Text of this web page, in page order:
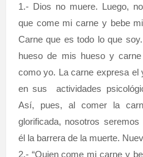
1.- Dios no muere. Luego,
que come mi carne y bebe
Carne que es todo lo que
hueso de mis hueso y
como yo. La carne expresa el
en sus actividades
Así, pues, al comer la
glorificada, nosotros
él la barrera de la muerte.
2.- “Quien come mi carne y